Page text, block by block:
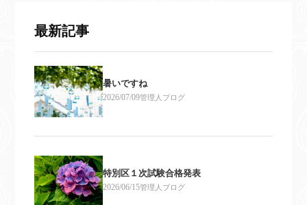
最新記事
暑いですね
2026/07/09管理人ブログ
特別区１次試験合格発表
2026/06/15管理人ブログ